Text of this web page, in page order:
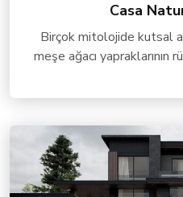
Casa
Birçok mitolojide kutsal
meşe ağacı yapraklarının